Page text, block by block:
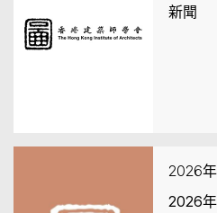
新聞
2026
2026